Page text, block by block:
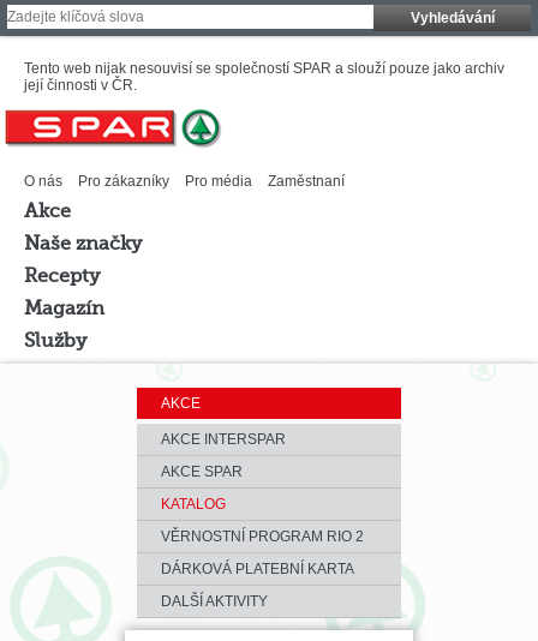
Vyhledávání
Tento web nijak nesouvisí se společností SPAR a slouží pouze jako archiv
její činnosti v ČR.
O nás Pro zákazníky Pro média Zaměstnaní
Akce
Naše značky
Recepty
Magazín
Služby
AKCE
AKCE INTERSPAR
AKCE SPAR
KATALOG
VĚRNOSTNÍ PROGRAM RIO 2
DÁRKOVÁ PLATEBNÍ KARTA
DALŠÍ AKTIVITY